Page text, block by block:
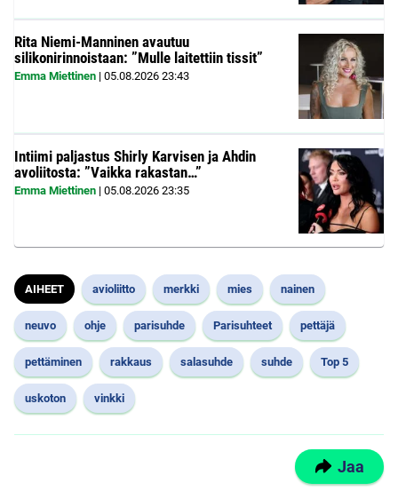
Rita Niemi-Manninen avautuu
silikonirinnoistaan: ”Mulle laitettiin tissit”
Emma Miettinen | 05.08.2026 23:43
Intiimi paljastus Shirly Karvisen ja Ahdin
avoliitosta: ”Vaikka rakastan…”
Emma Miettinen | 05.08.2026 23:35
AIHEET avioliitto merkki mies nainen
neuvo ohje parisuhde Parisuhteet pettäjä
pettäminen rakkaus salasuhde suhde Top 5
uskoton vinkki
Jaa